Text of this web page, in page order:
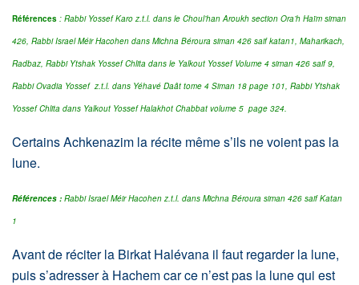
Références : Rabbi Yossef Karo z.t.l. dans le Choul’han Aroukh section Ora’h Haïm siman
426, Rabbi Israel Méir Hacohen dans Michna Béroura siman 426 saif katan1, Maharikach,
Radbaz, Rabbi Ytshak Yossef Chlita dans le Yalkout Yossef Volume 4 siman 426 saif 9,
Rabbi Ovadia Yossef z.t.l. dans Yéhavé Daât tome 4 Siman 18 page 101, Rabbi Ytshak
Yossef Chlita dans Yalkout Yossef Halakhot Chabbat volume 5 page 324.
Certains Achkenazim la récite même s’ils ne voient pas la
lune.
Références : Rabbi Israel Méir Hacohen z.t.l. dans Michna Béroura siman 426 saif Katan
1
Avant de réciter la Birkat Halévana il faut regarder la lune,
puis s’adresser à Hachem car ce n’est pas la lune qui est